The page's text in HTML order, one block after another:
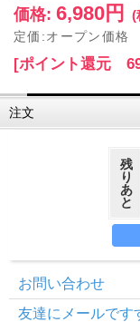
価格: 6,980円 (
定価:オープン価格
[ポイント還元
注文
残
り
あ
と
お問い合わせ
友達にメールです